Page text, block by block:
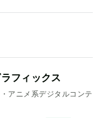
フィックス
アニメ系デジタルコンテ